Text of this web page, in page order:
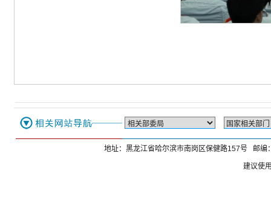
地址：黑龙江省哈尔滨市南岗区保健路157号 邮
建议使